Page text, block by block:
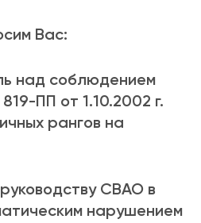
Вас:
над соблюдением
ПП от 1.10.2002 г.
рангов на
СВАО в
нарушением